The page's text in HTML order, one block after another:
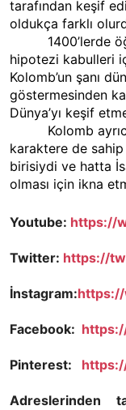
tarafından keşif
oldukça farklı
1400’lerde
hipotezi kabulleri
Kolomb’un şanı
göstermesinden
Dünya’yı keşif
Kolomb
karaktere de
birisiydi ve hatta
olması için ikna
Youtube: https://
Twitter: https://
İnstagram:
Facebook:
Pinterest:
Adreslerinden